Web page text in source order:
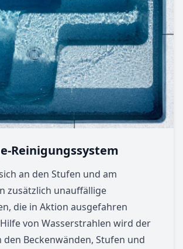
Reinigungssystem
an den Stufen und am
zusätzlich unauffällige
die in Aktion ausgefahren
von Wasserstrahlen wird der
den Beckenwänden, Stufen und